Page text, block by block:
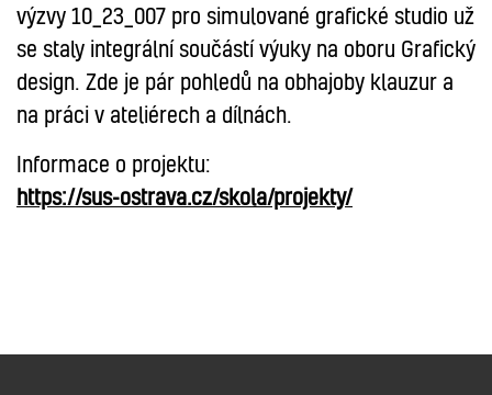
výzvy 10_23_007 pro simulované grafické studio už
se staly integrální součástí výuky na oboru Grafický
design. Zde je pár pohledů na obhajoby klauzur a
na práci v ateliérech a dílnách.
Informace o projektu:
https://sus-ostrava.cz/skola/projekty/